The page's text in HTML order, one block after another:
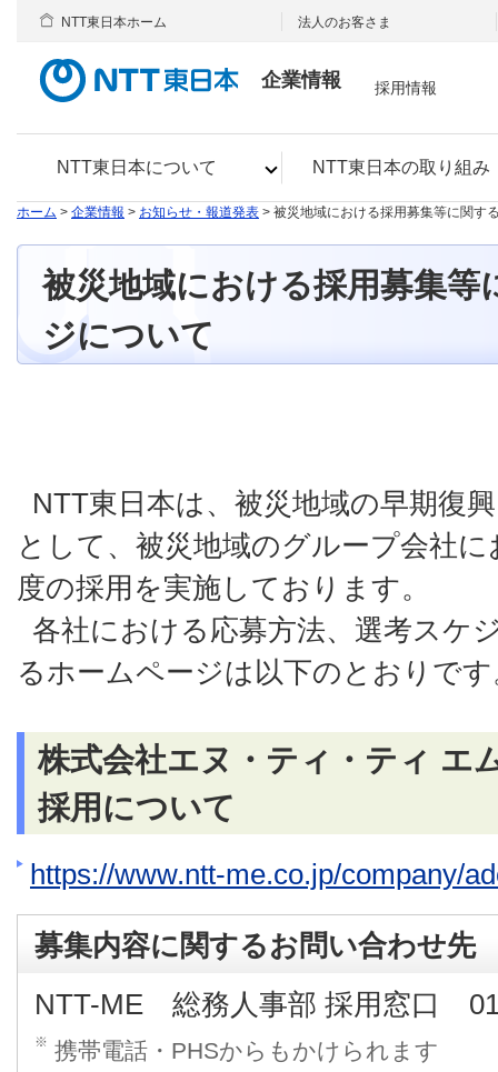
企業情報
NTT東日本について NTT東日本の取り組み
NTT東日本ホーム 法人のお客さま
採用情報
ホーム > 企業情報 > お知らせ・報道発表 > 被災地域における採用募集等に関す
被災地域における採用募集等
ジについて
NTT東日本は、被災地域の早期復
として、被災地域のグループ会社
度の採用を実施しております。
各社における応募方法、選考スケ
るホームページは以下のとおりです
株式会社エヌ・ティ・ティ エ
採用について
https://www.ntt-me.co.jp/company/
募集内容に関するお問い合わせ先
NTT-ME 総務人事部 採用窓口
※ 携帯電話・PHSからもかけられます